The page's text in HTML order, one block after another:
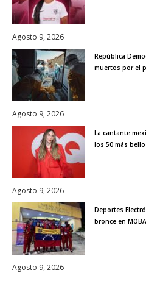
Agosto 9, 2026
República
muertos por el
Agosto 9, 2026
La cantante
los 50 más
Agosto 9, 2026
Deportes
bronce en
Agosto 9, 2026